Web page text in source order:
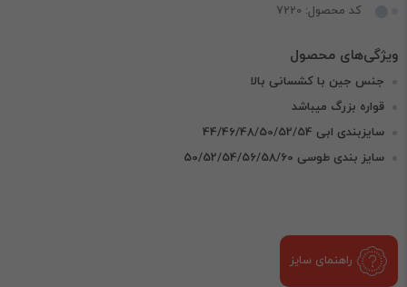
کد محصول: 7220
جنس جین با کشسانی بالا
قواره بزرگ میباشد
سایزبندی ابی 44/46/48/50/52/54
سایز بندی طوسی 50/52/54/56/58/60
راهنمای سایز